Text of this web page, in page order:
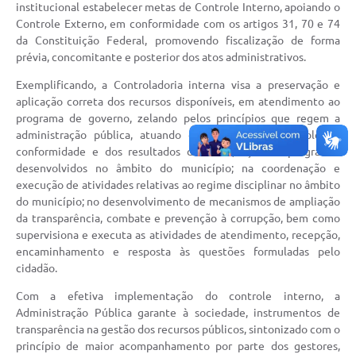
Contratos
Galeria de Vídeos
Projetos
Contas Públicas
Legislação
Links
Serviços Online
Telefones Úteis
Enquete
institucional estabelecer metas de Controle Interno, apoiando o
Controle Externo, em conformidade com os artigos 31, 70 e 74
da Constituição Federal, promovendo fiscalização de forma
prévia, concomitante e posterior dos atos administrativos.
Exemplificando, a Controladoria interna visa a preservação e
aplicação correta dos recursos disponíveis, em atendimento ao
programa de governo, zelando pelos princípios que regem a
administração pública, atuando diretamente no controle da
conformidade e dos resultados dos atos, ações e programas
desenvolvidos no âmbito do município; na coordenação e
execução de atividades relativas ao regime disciplinar no âmbito
do município; no desenvolvimento de mecanismos de ampliação
da transparência, combate e prevenção à corrupção, bem como
supervisiona e executa as atividades de atendimento, recepção,
encaminhamento e resposta às questões formuladas pelo
cidadão.
Com a efetiva implementação do controle interno, a
Administração Pública garante à sociedade, instrumentos de
transparência na gestão dos recursos públicos, sintonizado com o
princípio de maior acompanhamento por parte dos gestores,